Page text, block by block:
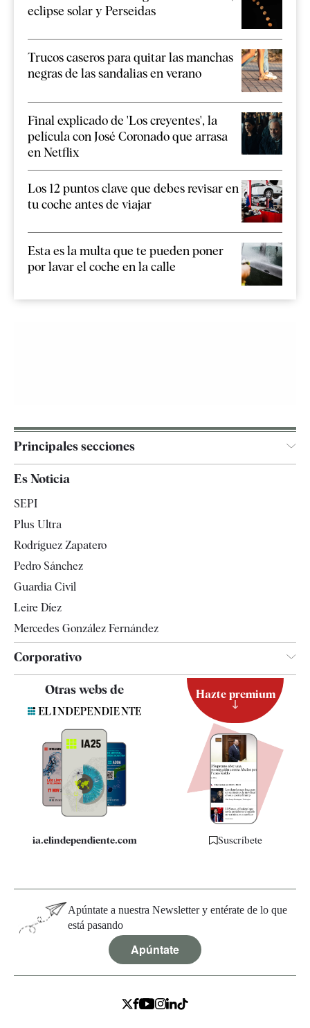
eclipse solar y Perseidas
Trucos caseros para quitar las manchas
negras de las sandalias en verano
Final explicado de 'Los creyentes', la
película con José Coronado que arrasa
en Netflix
Los 12 puntos clave que debes revisar en
tu coche antes de viajar
Esta es la multa que te pueden poner
por lavar el coche en la calle
Principales secciones
Televisión
Es Noticia
SEPI
Plus Ultra
Rodríguez Zapatero
Pedro Sánchez
Guardia Civil
Leire Díez
Mercedes González Fernández
Corporativo
Quiénes somos
Especificaciones
Otras webs de
ia.elindependiente.com
Hazte premium
Suscríbete
Apúntate a nuestra Newsletter y entérate de lo que
está pasando
Apúntate